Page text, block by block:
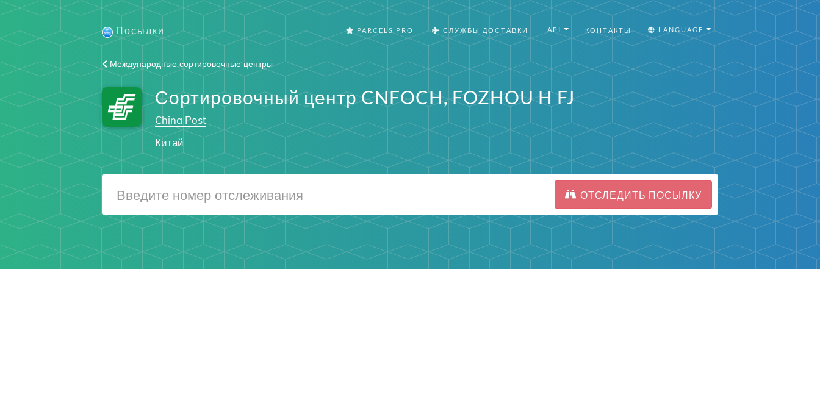
Посылки PARCELS PRO СЛУЖБЫ ДОСТАВКИ API КОНТАКТЫ LANGUAGE
Международные сортировочные центры
Сортировочный центр CNFOCH, FOZHOU H FJ
China Post
Китай
ОТСЛЕДИТЬ ПОСЫЛКУ